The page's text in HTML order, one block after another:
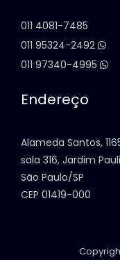
011 4081-7485
011 95324-2492
011 97340-4995
Endereço
Alameda Santos,
sala 316, Jardim
São Paulo/SP
CEP 01419-000